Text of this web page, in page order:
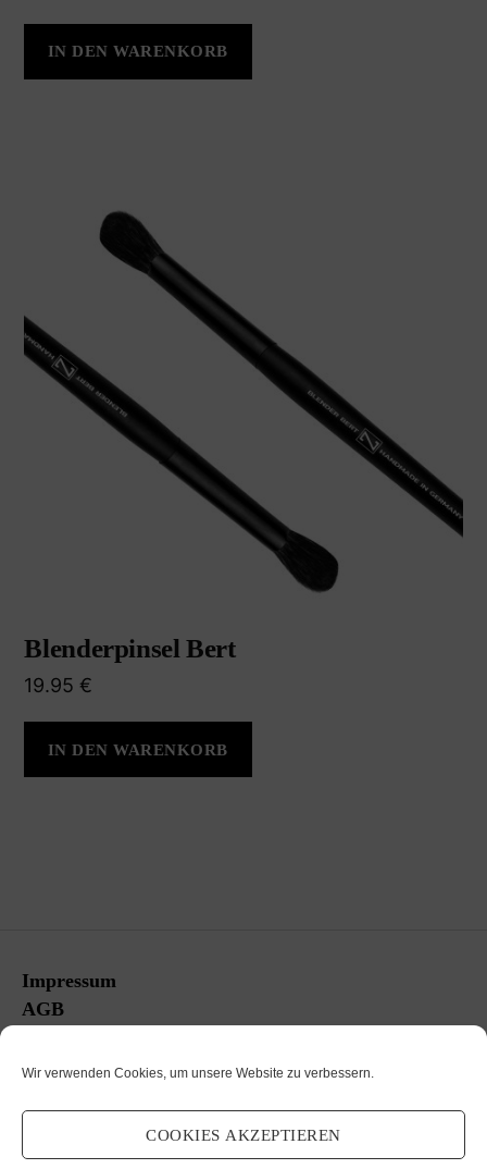
Wir verwenden Cookies, um unsere Website zu verbessern.
COOKIES AKZEPTIEREN
IN DEN WARENKORB
Blenderpinsel Bert
19.95€
IN DEN WARENKORB
Impressum
AGB
Rücksendungen
Cookie-Richtlinie (EU)
Mein Account